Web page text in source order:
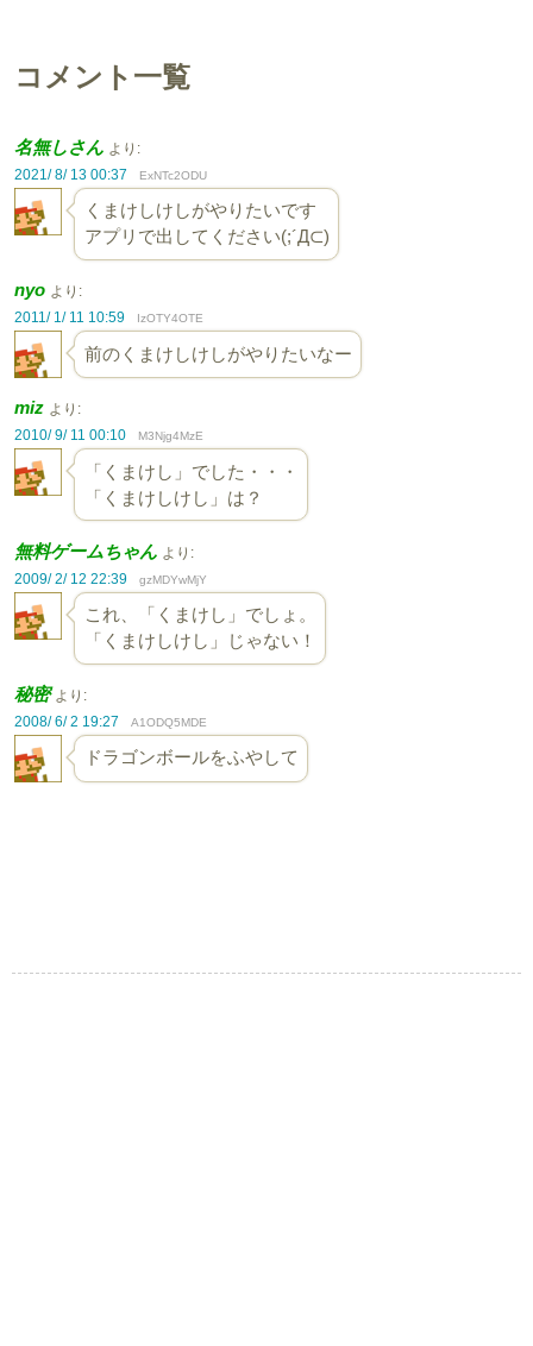
コメント一覧
名無しさん より:
2021/ 8/ 13 00:37
ExNTc2ODU
くまけしけしがやりたいです
アプリで出してください(;´Д⊂)
nyo より:
2011/ 1/ 11 10:59
IzOTY4OTE
前のくまけしけしがやりたいなー
miz より:
2010/ 9/ 11 00:10
M3Njg4MzE
「くまけし」でした・・・
「くまけしけし」は？
無料ゲームちゃん より:
2009/ 2/ 12 22:39
gzMDYwMjY
これ、「くまけし」でしょ。
「くまけしけし」じゃない！
秘密 より:
2008/ 6/ 2 19:27
A1ODQ5MDE
ドラゴンボールをふやして